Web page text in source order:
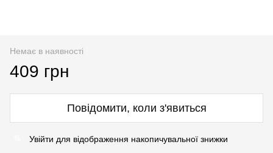
Немає в наявності
409 грн
Повідомити, коли з'явиться
Увійти для відображення накопичувальної знижки